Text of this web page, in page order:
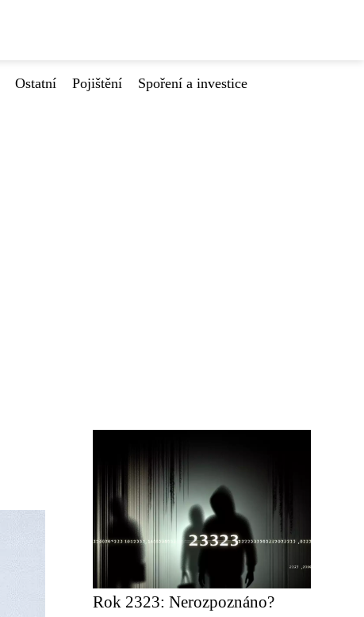
Ostatní Pojištění
Spoření a investice
Rok 2323: Nerozpoznáno?